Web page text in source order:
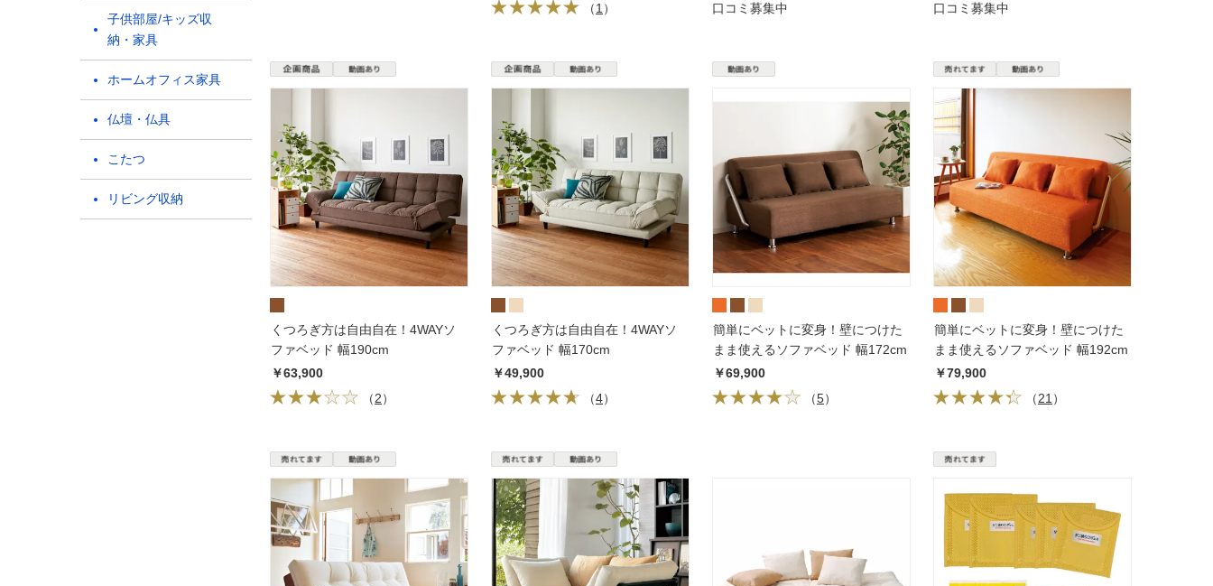
子供部屋/キッズ収
納・家具
ホームオフィス家具
仏壇・仏具
こたつ
リビング収納
（1 ）
口コミ募集中
口コミ募集中
くつろぎ方は自由自在！4WAYソ
ファベッド 幅190cm
￥63,900
（2）
くつろぎ方は自由自在！4WAYソ
ファベッド 幅170cm
￥49,900
（4）
簡単にベットに変身！壁につけた
まま使えるソファベッド 幅172cm
￥69,900
（5）
簡単にベットに変身！壁につけた
まま使えるソファベッド 幅192cm
￥79,900
（21 ）